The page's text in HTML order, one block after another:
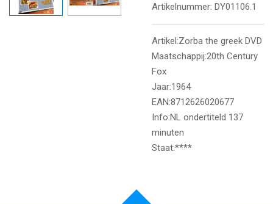
Artikelnummer: DY01106.1
Artikel:Zorba the greek DVD
Maatschappij:20th Century
Fox
Jaar:1964
EAN:8712626020677
Info:NL ondertiteld 137
minuten
Staat:****